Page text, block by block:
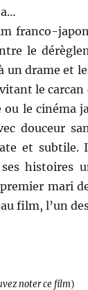
franco-
le
un drame et
le
le cinéma
douceur
et subtile.
histoires
mari
film, l’un
noter ce film)